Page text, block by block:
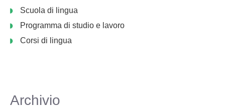
Scuola di lingua
Programma di studio e lavoro
Corsi di lingua
Archivio